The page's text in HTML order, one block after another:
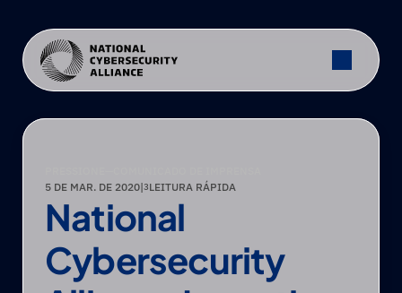
5 DE MAR. DE 2020|3LEITURA RÁPIDA
National
Cybersecurity